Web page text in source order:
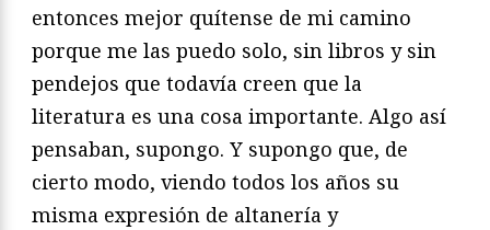
entonces mejor quítense de mi camino
porque me las puedo solo, sin libros y sin
pendejos que todavía creen que la
literatura es una cosa importante. Algo así
pensaban, supongo. Y supongo que, de
cierto modo, viendo todos los años su
misma expresión de altanería y